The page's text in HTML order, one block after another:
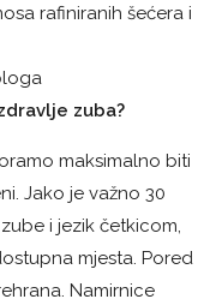
rafiniranih šećera i
zuba?
maksimalno biti
Jako je važno 30
i jezik četkicom,
mjesta. Pored
Namirnice